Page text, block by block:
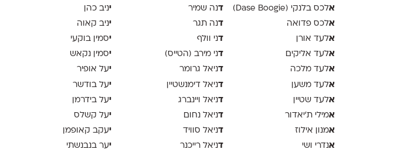
אלכס בלנקי (Dase Boogie)
אלכס פדואה
אלעד אורן
אלעד אליקים
אלעד מלכה
אלעד משען
אלעד שטיין
אמילי ת׳יאדור
אמנון אילוז
אנדרי ושי
דנה שמיר
דנה תגר
דני וולף
דני מירב (הטייס)
דניאל גרומר
דניאל דימנשטיין
דניאל ויינברג
דניאל נחום
דניאל סוויד
דניאל רייכנר
יניב כהן
יניב קאוה
יסמין בוקעי
יסמין נקאש
יעל אופיר
יעל בודשר
יעל בידרמן
יעל קשלס
יעקב קאופמן
יער בנבנשתי